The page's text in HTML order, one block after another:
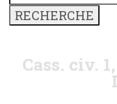
Cass. civ.